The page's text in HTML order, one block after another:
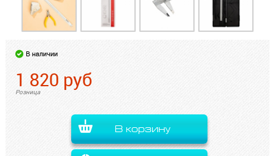
В наличии
1 820 руб
Розница
В корзину